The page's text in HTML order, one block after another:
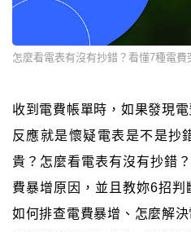
怎麼看電表有沒有抄錯？看懂7種電費
收到電費帳單時，如果發現
反應就是懷疑電表是不是抄
貴？怎麼看電表有沒有抄錯
費暴增原因，並且教妳6招
如何排查電費暴增、怎麼解